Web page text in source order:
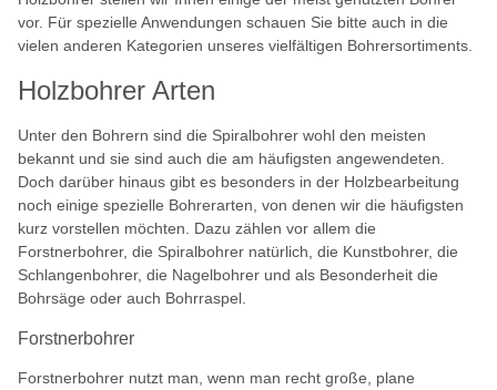
vor. Für spezielle Anwendungen schauen Sie bitte auch in die
vielen anderen Kategorien unseres vielfältigen Bohrersortiments.
Holzbohrer Arten
Unter den Bohrern sind die Spiralbohrer wohl den meisten
bekannt und sie sind auch die am häufigsten angewendeten.
Doch darüber hinaus gibt es besonders in der Holzbearbeitung
noch einige spezielle Bohrerarten, von denen wir die häufigsten
kurz vorstellen möchten. Dazu zählen vor allem die
Forstnerbohrer, die Spiralbohrer natürlich, die Kunstbohrer, die
Schlangenbohrer, die Nagelbohrer und als Besonderheit die
Bohrsäge oder auch Bohrraspel.
Forstnerbohrer
Forstnerbohrer nutzt man, wenn man recht große, plane